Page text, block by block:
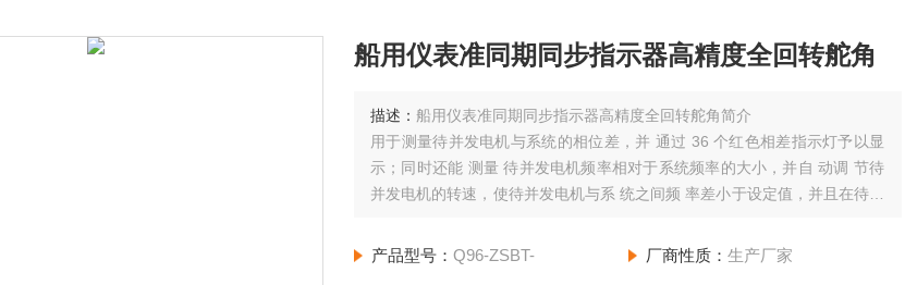
船用仪表准同期同步指示器高精度全回转舵角
描述：船用仪表准同期同步指示器高精度全回转舵角简介
用于测量待并发电机与系统的相位差，并 通过 36 个红色相差指示灯予以显
示；同时还能 测量 待并发电机频率相对于系统频率的大小，并自 动调 节待
并发电机的转速，使待并发电机与系 统之间频 率差小于设定值，并且在待并
发电机与系统之间的自动同步。
产品型号：Q96-ZSBT- 厂商性质： 生产厂家